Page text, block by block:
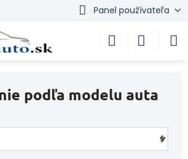
Panel používateľa
podľa modelu auta